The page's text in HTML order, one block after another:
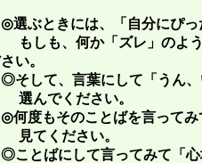
ぶときには、「自分にぴっ
しも、何か「ズレ」のよう
い。
そして、言葉にして「うん、
んでください。
度もそのことばを言ってみ
てください。
ことばにして言ってみて「心